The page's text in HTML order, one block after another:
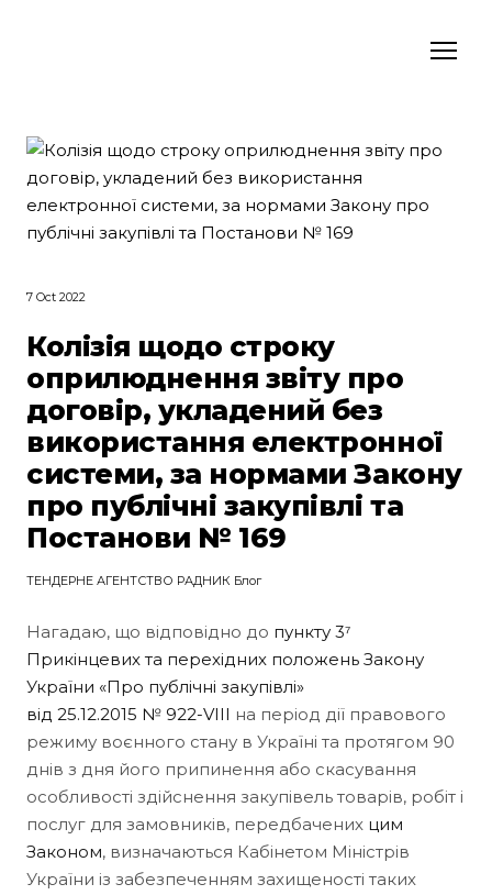
7 Oct 2022
Колізія щодо строку
оприлюднення звіту про
договір, укладений без
використання електронної
системи, за нормами Закону
про публічні закупівлі та
Постанови № 169
ТЕНДЕРНЕ АГЕНТСТВО РАДНИК Блог
Нагадаю, що відповідно до пункту 3⁷
Прикінцевих та перехідних положень Закону
України «Про публічні закупівлі»
від 25.12.2015 № 922-VIII на період дії правового
режиму воєнного стану в Україні та протягом 90
днів з дня його припинення або скасування
особливості здійснення закупівель товарів, робіт і
послуг для замовників, передбачених цим
Законом, визначаються Кабінетом Міністрів
України із забезпеченням захищеності таких